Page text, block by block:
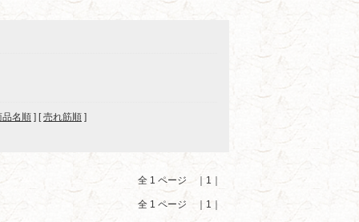
品名順 ] [売れ筋順 ]
全 1 ページ ｜1｜
全 1 ページ ｜1｜